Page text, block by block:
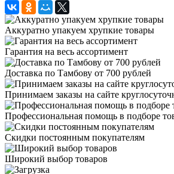
Аккуратно упакуем хрупкие товары
Гарантия на весь ассортимент
Доставка по Тамбову от 700 рублей
Принимаем заказы на сайте
Профессиональная помощь в подборе
Скидки постоянным покупателям
Широкий выбор товаров